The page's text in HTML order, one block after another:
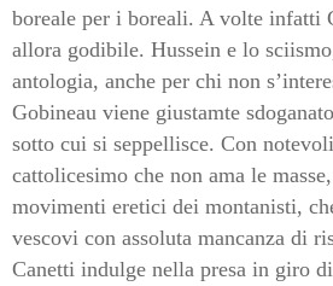
boreale per i boreali. A volte infatti
allora godibile. Hussein e lo
antologia, anche per chi non
Gobineau viene giustamte
sotto cui si seppellisce. Con
cattolicesimo che non ama le
movimenti eretici dei montanisti,
vescovi con assoluta mancanza di
Canetti indulge nella presa in giro